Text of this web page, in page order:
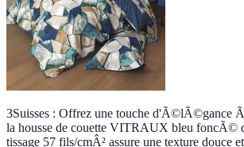
3Suisses : Offrez une touche d'Ã©lÃ©gance
la housse de couette VITRAUX bleu foncÃ©
tissage 57 fils/cmÂ² assure une texture douce